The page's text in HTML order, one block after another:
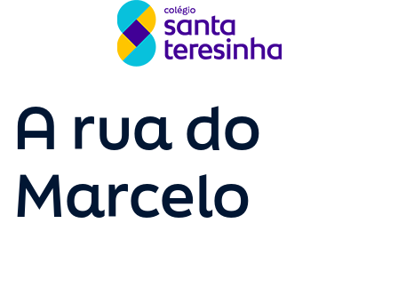
A rua do
Marcelo